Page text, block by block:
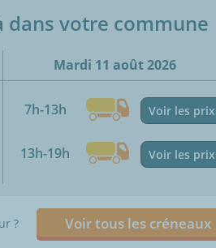
dans votre commune
Mardi 11 août 2026
7h-13h Voir les prix
13h-19h Voir les prix
? Voir tous les créneaux